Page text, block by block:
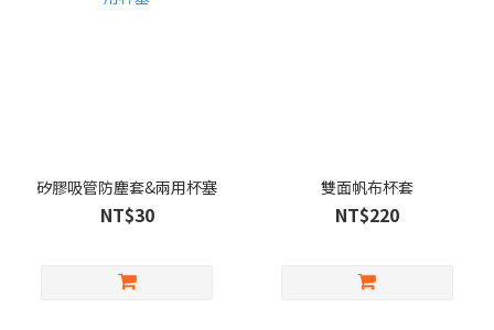
矽膠吸管防塵套&兩用杯塞
NT$30
雙面帆布杯套
NT$220